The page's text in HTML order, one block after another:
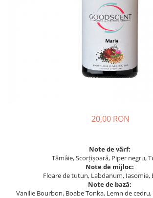
20,00 RON
Note de vârf:
Tămâie, Scorțișoară, Piper negru,
Note de mijloc:
Floare de tutun, Labdanum, Iasomie,
Note de bază:
Vanilie Bourbon, Boabe Tonka, Lemn de